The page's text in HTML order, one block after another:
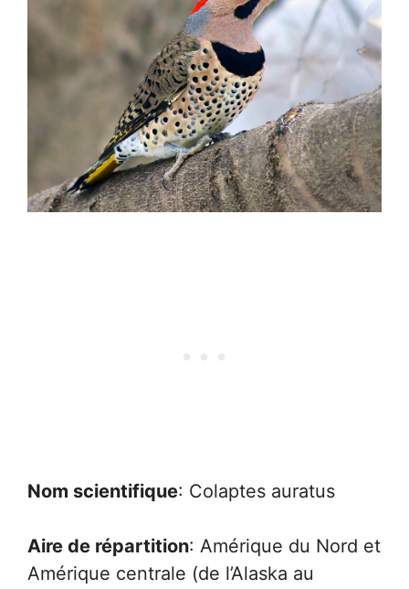
Nom scientifique: Colaptes auratus
Aire de répartition: Amérique du Nord et
Amérique centrale (de l’Alaska au